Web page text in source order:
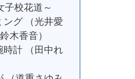
校花道～
グ （光井愛
木香音）
時計 （田中れ